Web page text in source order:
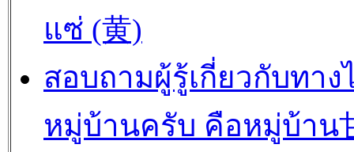
แซ่ (黄)
สอบถามผู้รู้เกี่ยวกับทาง
หมู่บ้านครับ คือหมู่บ้าน